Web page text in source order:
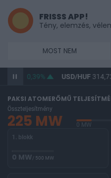
FRISSS APP!
Tény, elemzés,
MOST NEM
0,39% USD/HUF314,73
PAKSI ATOMERŐMŰ
Összteljesítmény
225 MW 0 MW
1. blokk
0 MW/ 500 MW